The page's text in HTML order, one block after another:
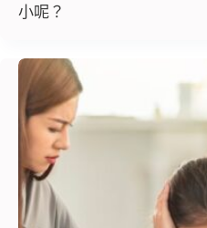
小呢？